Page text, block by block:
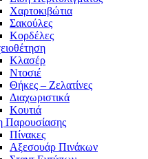
Χαρτοκιβώτια
Σακούλες
Κορδέλες
Κλασέρ
Ντοσιέ
Θήκες – Ζελατίνες
Διαχωριστικά
Κουτιά
Παρουσίασης
Πίνακες
Αξεσουάρ Πινάκων